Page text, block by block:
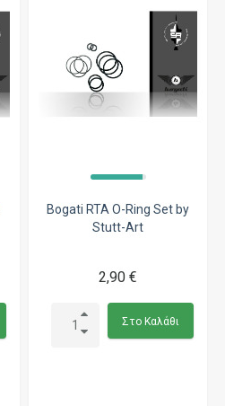
Bogati RTA O-Ring Set by
Stutt-Art
2,90 €
Στο Καλάθι